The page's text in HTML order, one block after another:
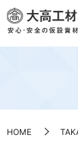
HOME